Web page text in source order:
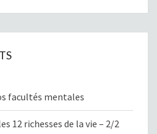
facultés mentales
12 richesses de la vie – 2/2